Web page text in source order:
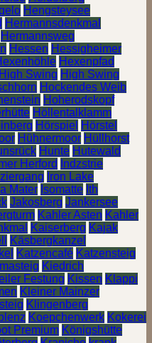
Hengsteysee
Hermannsdenkmal
Hermannsweg
Hessen Hessigheimer
Hexenpfad
High Swing High Swing
Hockendes Weib
Hoherodskopf
Höllentalklamm
Hörspiel Hörstel
Hühnermoor Hüllhorst
Hunte Hutewald
Herford
Indzstrie
Iron Lake
Mater Isomatte Ith
Jakosberg Jankersee
Kahler Asten Kahler
Kaiserberg Kajak
Käsbergkanzel
Katzencafé Katzensteig
Kiedrich
Festung Kissen Klappi
Kleiner Mainzer
Klingenberg
Koepchenwerk Kokerei
Premium Königshütte